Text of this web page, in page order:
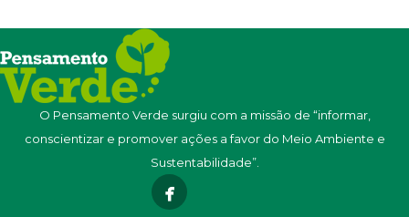
O Pensamento Verde surgiu com a missão de “informar,
conscientizar e promover ações a favor do Meio Ambiente e
Sustentabilidade”.